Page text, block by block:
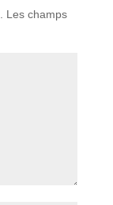
Les champs